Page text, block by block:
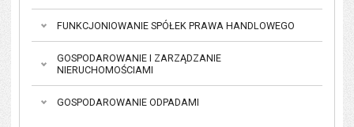
FUNKCJONIOWANIE SPÓŁEK PRAWA HANDLOWEGO
GOSPODAROWANIE I ZARZĄDZANIE
NIERUCHOMOŚCIAMI
GOSPODAROWANIE ODPADAMI